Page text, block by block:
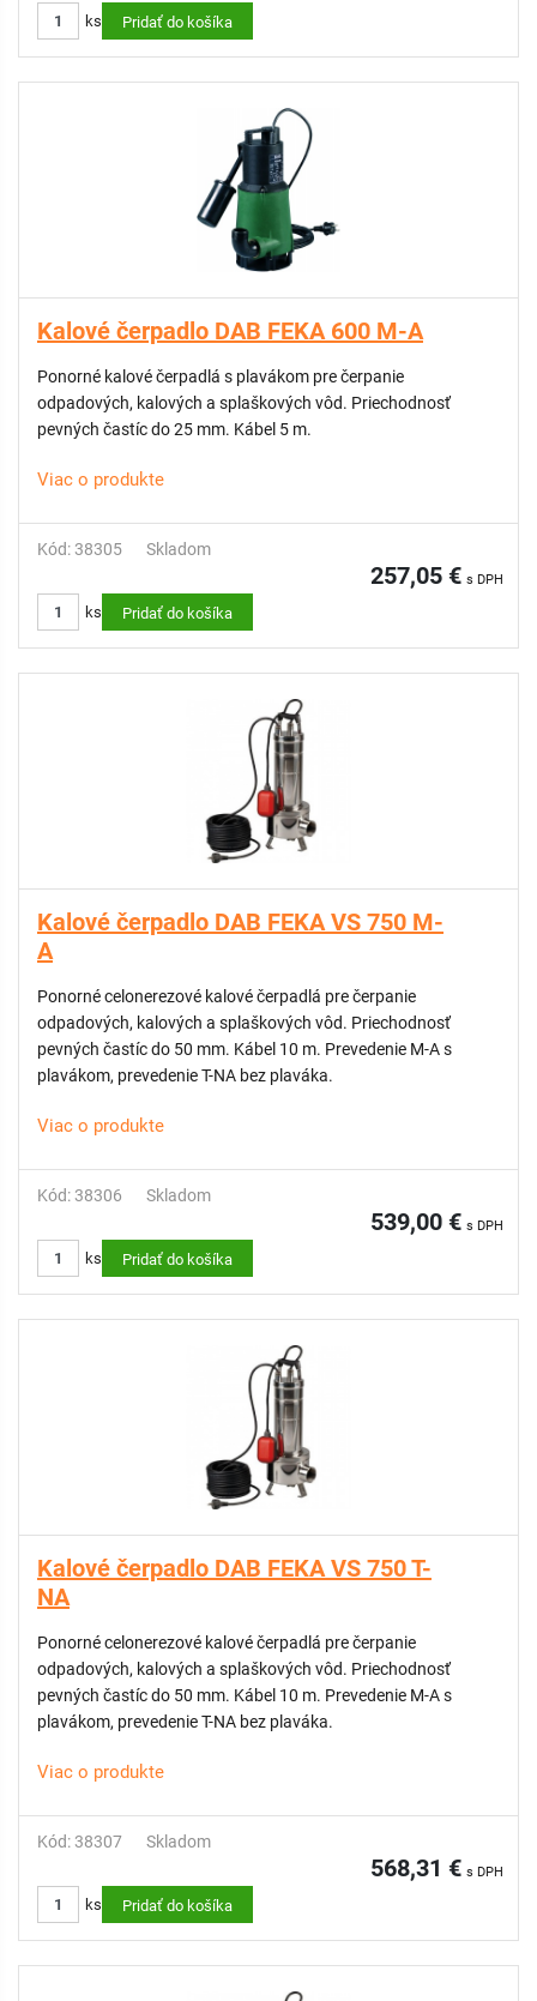
ks Pridať do košíka
Kalové čerpadlo DAB FEKA 600 M-A
Ponorné kalové čerpadlá s plavákom pre čerpanie
odpadových, kalových a splaškových vôd. Priechodnosť
pevných častíc do 25 mm. Kábel 5 m.
Viac o produkte
Kód: 38305 Skladom
257,05 € s DPH
ks Pridať do košíka
Kalové čerpadlo DAB FEKA VS 750 M-
A
Ponorné celonerezové kalové čerpadlá pre čerpanie
odpadových, kalových a splaškových vôd. Priechodnosť
pevných častíc do 50 mm. Kábel 10 m. Prevedenie M-A s
plavákom, prevedenie T-NA bez plaváka.
Viac o produkte
Kód: 38306 Skladom
539,00 € s DPH
ks Pridať do košíka
Kalové čerpadlo DAB FEKA VS 750 T-
NA
Ponorné celonerezové kalové čerpadlá pre čerpanie
odpadových, kalových a splaškových vôd. Priechodnosť
pevných častíc do 50 mm. Kábel 10 m. Prevedenie M-A s
plavákom, prevedenie T-NA bez plaváka.
Viac o produkte
Kód: 38307 Skladom
568,31 € s DPH
ks Pridať do košíka